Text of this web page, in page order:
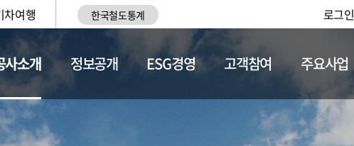
차여행 한국철도통계 로그인
사소개
황 채용정보
정보공개 ESG경영 고객참여 주요사업